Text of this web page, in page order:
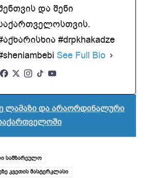
და შენი
#drpkhakadze
See Full Bio
ლამაზი და არაორდინალური
სამზარეულო
კვეთის მასტერკლასი